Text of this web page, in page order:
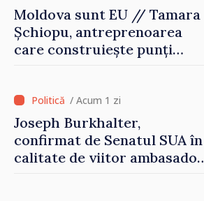
Moldova sunt EU // Tamara
Șchiopu, antreprenoarea
care construiește punți
/ Acum 1 zi
Joseph Burkhalter,
confirmat de Senatul SUA în
calitate de viitor ambasador